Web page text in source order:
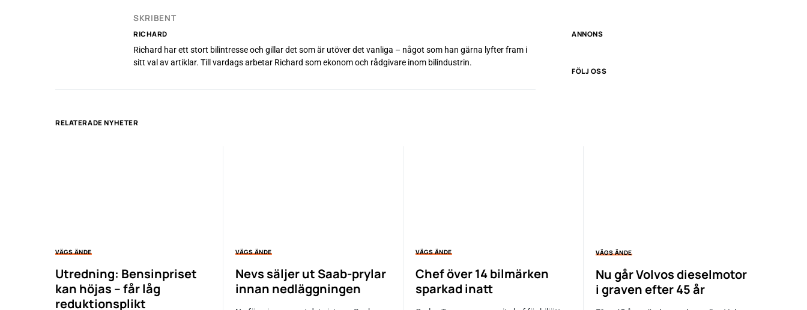
SKRIBENT
RICHARD
Richard har ett stort bilintresse och gillar det som är utöver det vanliga – något som han gärna lyfter fram i
sitt val av artiklar. Till vardags arbetar Richard som ekonom och rådgivare inom bilindustrin.
ANNONS
FÖLJ OSS
RELATERADE NYHETER
VÄGS ÄNDE
Utredning: Bensinpriset
kan höjas – får låg
reduktionsplikt
VÄGS ÄNDE
Nevs säljer ut Saab-prylar
innan nedläggningen
VÄGS ÄNDE
Chef över 14 bilmärken
sparkad inatt
VÄGS ÄNDE
Nu går Volvos dieselmotor
i graven efter 45 år